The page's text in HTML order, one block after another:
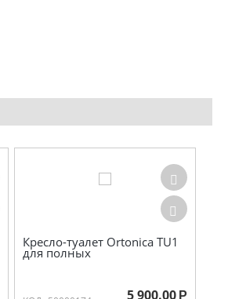
Кресло-туалет Ortonica TU1
для полных
5 900.00 Р